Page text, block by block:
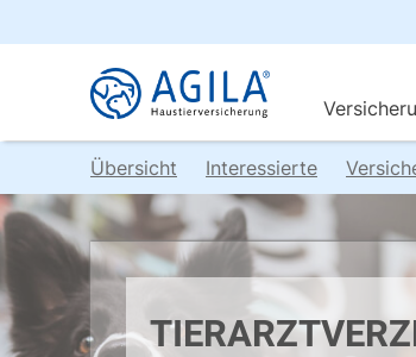
Übersicht Interessierte